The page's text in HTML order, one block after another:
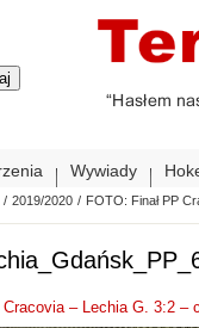
Wywiady
/ 2019/2020 / FOTO: Finał PP
Cracovia – Lechia G. 3:2